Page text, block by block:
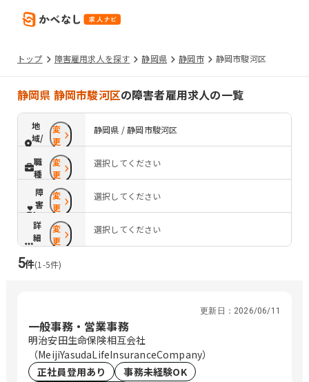
トップ 障害雇用求人を探す 静岡県 静岡市 静岡市駿河区
静岡県 静岡市駿河区の障害者雇用求人の一覧
地
域/
路
線
変
更
静岡県 / 静岡市駿河区
職
種
変
更
選択してください
障
害
配
慮
変
更
選択してください
詳
細
条
件
変
更
選択してください
5件(1 -5件)
更新日： 2026/06/11
一般事務・営業事務
明治安田生命保険相互会社
（MeijiYasudaLifeInsuranceCompany）
正社員登用あり
事務未経験OK